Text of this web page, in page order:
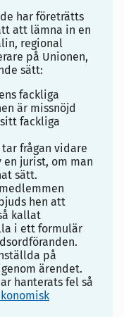
har företrätts
att lämna in en
regional
på Unionen,
sätt:
fackliga
är missnöjd
fackliga
frågan vidare
en jurist, om man
sätt.
hen att
kallat
i ett formulär
på
ärendet.
hanterats fel så